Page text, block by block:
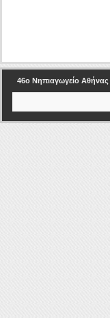
46ο Νηπιαγωγείο Αθήνας